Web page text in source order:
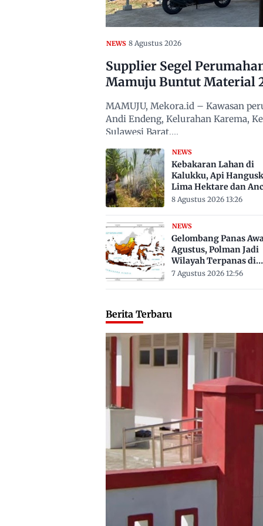
NEWS 8 Agustus 2026
Supplier Segel
Mamuju Buntut Material
MAMUJU, Mekora.id – Kawasan
Andi Endeng, Kelurahan Karema,
Sulawesi Barat,…
NEWS
Kebakaran Lahan di
Kalukku, Api
Lima Hektare dan
Permukiman
8 Agustus 2026 13:26
NEWS
Gelombang Panas
Agustus, Polman Jadi
Wilayah Terpanas di
Sulbar Suhu Lebih Dari
7 Agustus 2026 12:56
Berita Terbaru